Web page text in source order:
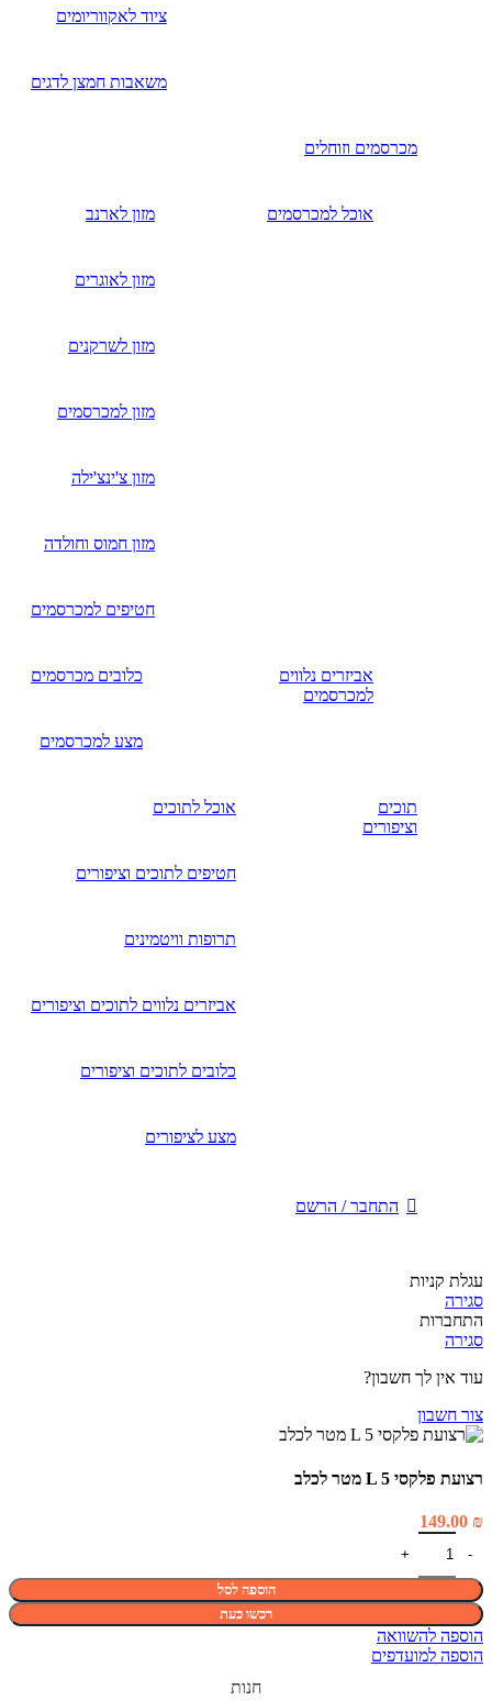
ציוד לאקווריומים
משאבות חמצן לדגים
מכרסמים וזוחלים
אוכל למכרסמים מזון לארנב
מזון לאוגרים
מזון לשרקנים
מזון למכרסמים
מזון צ'ינצ'ילה
מזון חמוס וחולדה
חטיפים למכרסמים
אביזרים נלווים
למכרסמים
כלובים מכרסמים
מצע למכרסמים
תוכים
וציפורים
אוכל לתוכים
חטיפים לתוכים וציפורים
תרופות וויטמינים
אביזרים נלווים לתוכים וציפורים
כלובים לתוכים וציפורים
מצע לציפורים
התחבר / הרשם
עגלת קניות
סגירה
התחברות
סגירה
עוד אין לך חשבון?
צור חשבון
רצועת פלקסי L 5 מטר לכלב
149.00 ₪
הוספה לסל
רכשו כעת
הוספה להשוואה
הוספה למועדפים
חנות